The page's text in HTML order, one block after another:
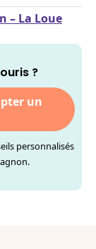
– La Loue
?
un
personnalisés